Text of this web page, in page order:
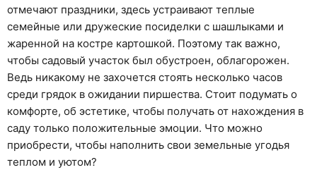
Рассказать новость
отмечают праздники, здесь устраивают теплые
семейные или дружеские посиделки с шашлыками и
жаренной на костре картошкой. Поэтому так важно,
чтобы садовый участок был обустроен, облагорожен.
Ведь никакому не захочется стоять несколько часов
среди грядок в ожидании пиршества. Стоит подумать о
комфорте, об эстетике, чтобы получать от нахождения в
саду только положительные эмоции. Что можно
приобрести, чтобы наполнить свои земельные угодья
теплом и уютом?